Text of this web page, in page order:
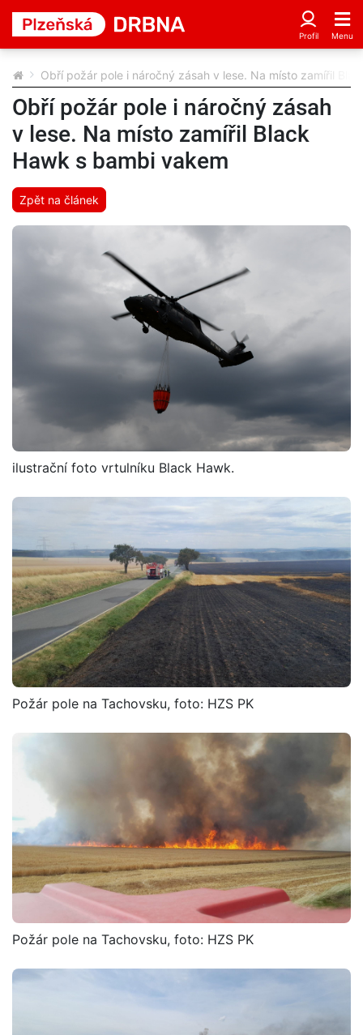
Obří požár pole i náročný zásah v lese. Na místo zamířil
Obří požár pole i náročný zásah
v lese. Na místo zamířil Black
Hawk s bambi vakem
Zpět na článek
ilustrační foto vrtulníku Black Hawk.
Požár pole na Tachovsku, foto: HZS PK
Požár pole na Tachovsku, foto: HZS PK